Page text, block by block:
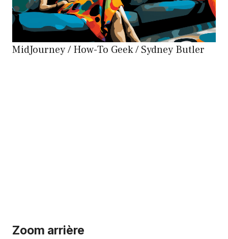
MidJourney / How-To Geek / Sydney Butler
Zoom arrière